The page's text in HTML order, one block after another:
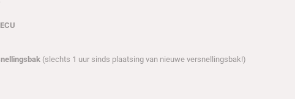
(slechts 1 uur sinds plaatsing van nieuwe versnellingsbak!)